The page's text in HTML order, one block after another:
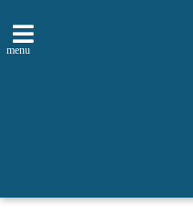
menu